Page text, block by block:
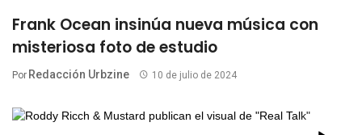
Frank Ocean insinúa nueva música con
misteriosa foto de estudio
Por Redacción Urbzine 10 de julio de 2024